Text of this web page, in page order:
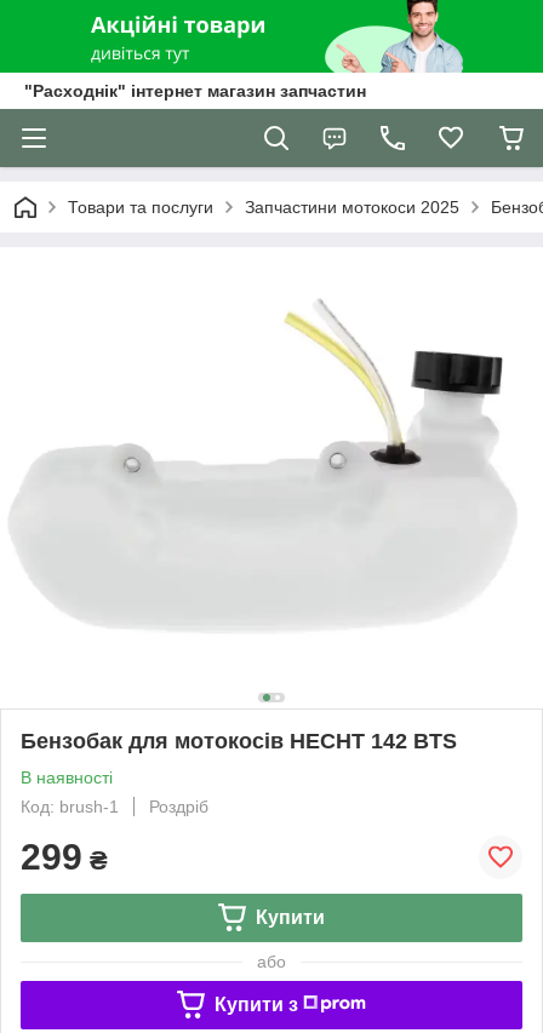
"Расходнік" інтернет магазин запчастин
Товари та послуги Запчастини мотокоси 2025
Бензобак для мотокосів HECHT 142 BTS
В наявності
Код: brush-1
Роздріб
299 ₴
Купити
або
Купити з